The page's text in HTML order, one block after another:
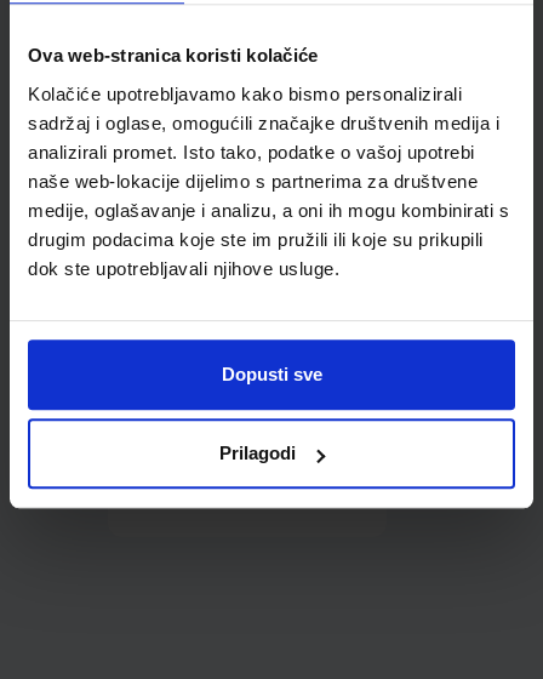
Ova web-stranica koristi kolačiće
Kolačiće upotrebljavamo kako bismo personalizirali
sadržaj i oglase, omogućili značajke društvenih medija i
analizirali promet. Isto tako, podatke o vašoj upotrebi
naše web-lokacije dijelimo s partnerima za društvene
medije, oglašavanje i analizu, a oni ih mogu kombinirati s
drugim podacima koje ste im pružili ili koje su prikupili
dok ste upotrebljavali njihove usluge.
Dopusti sve
Prilagodi
Omot PVC za školske
431x287; tip 177
0,85 €